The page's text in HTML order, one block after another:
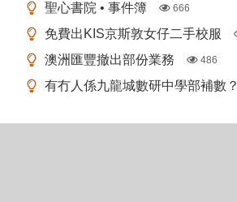
聖心書院 • 事件簿 666
免費出KIS京斯敦女仔二手校服
澳洲匯豐撤出部份業務 486
有冇人係九龍城數研中學部補數？